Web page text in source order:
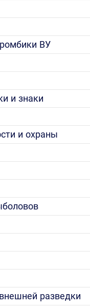
ВУ
и знаки
и охраны
разведки